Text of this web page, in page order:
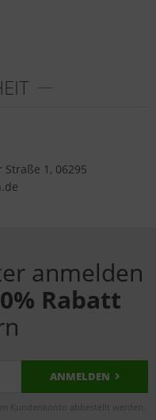
Straße 1, 06295
anmelden
Rabatt
ANMELDEN
Kundenkonto abbestellt werden.